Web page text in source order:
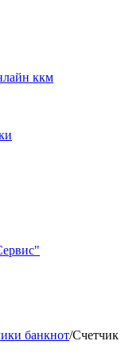
ккм
банкнот/Счетчик